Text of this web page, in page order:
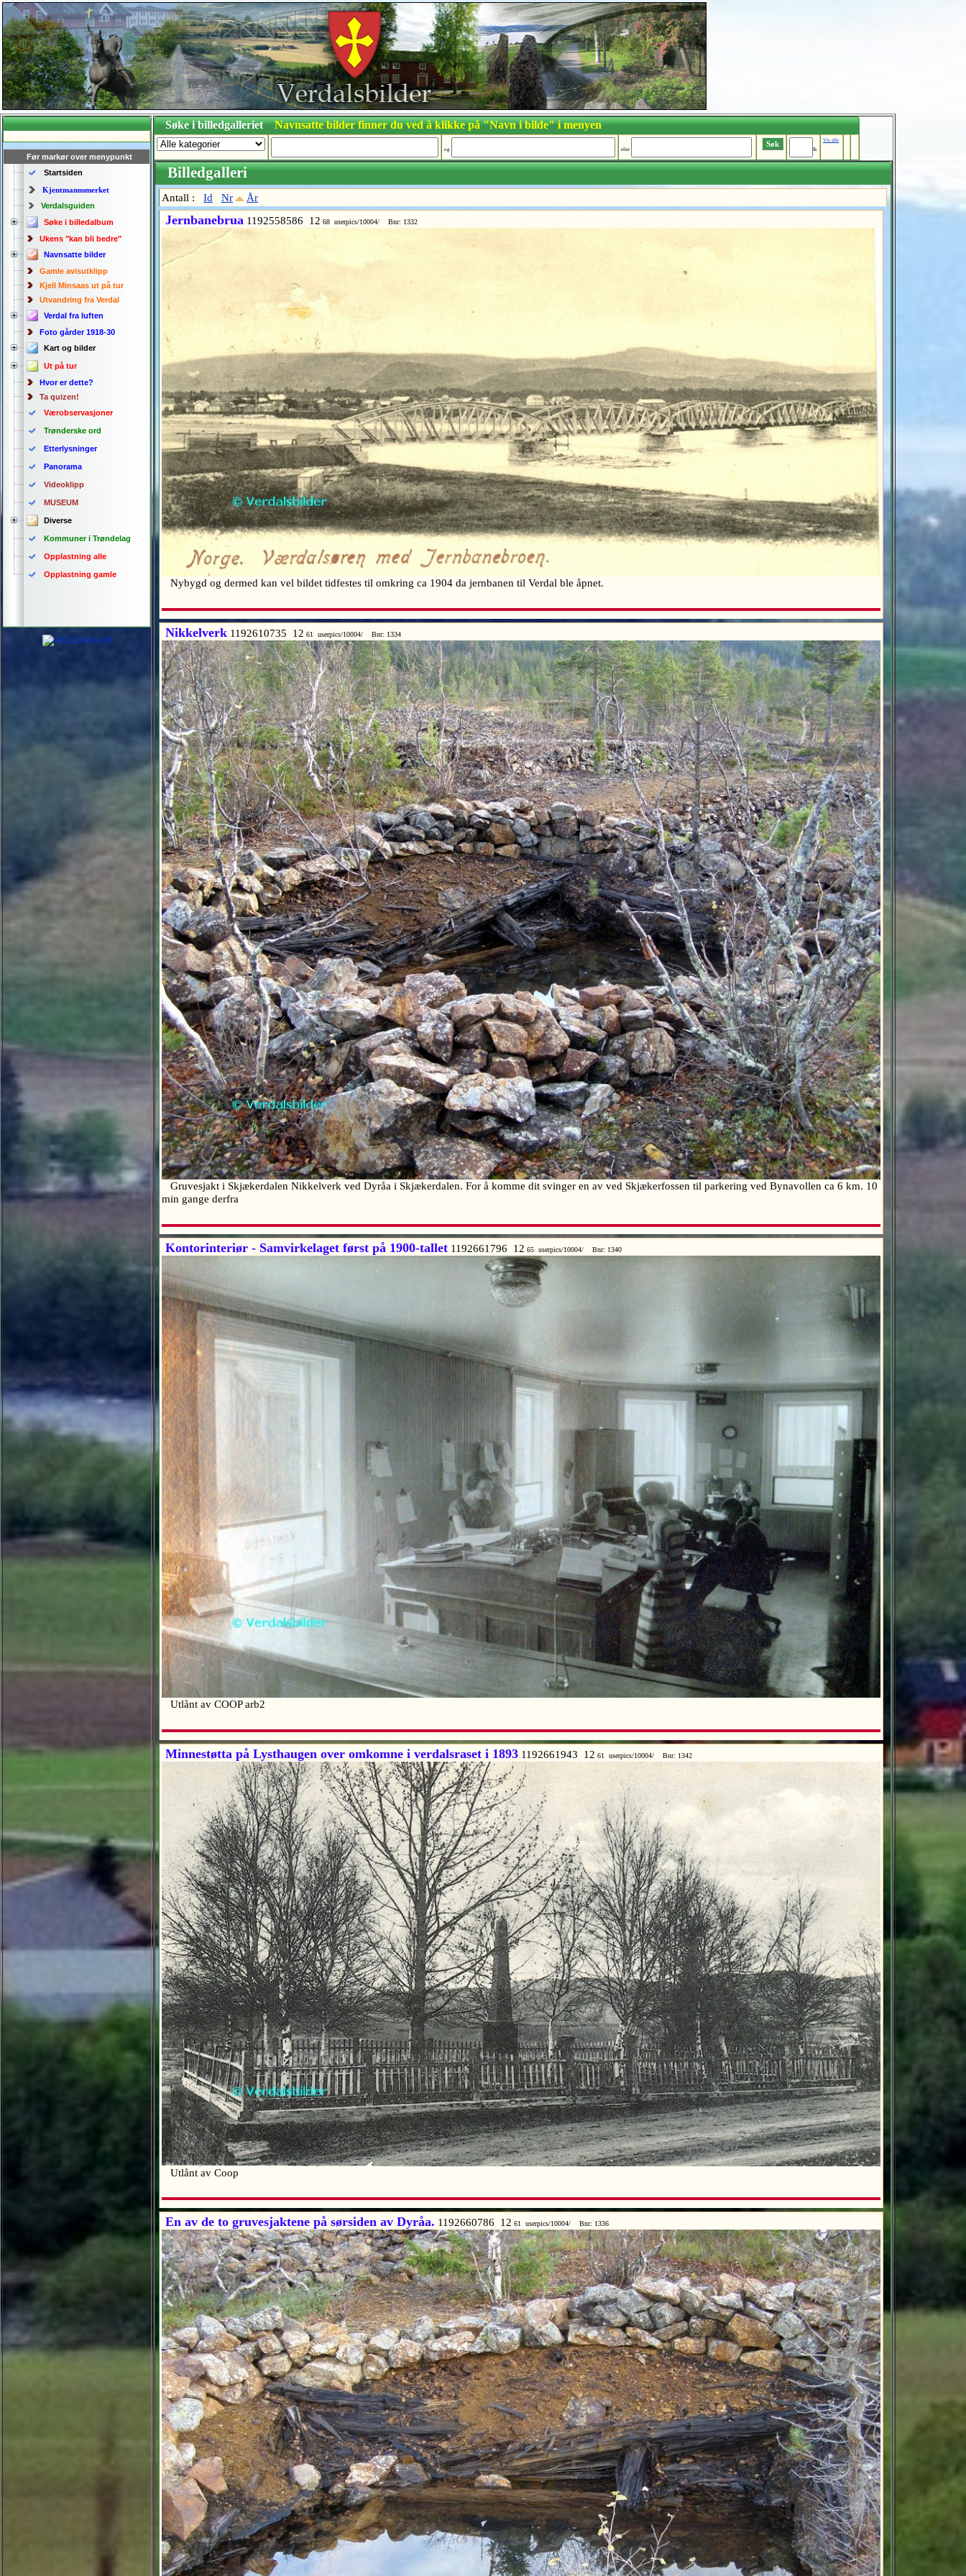
Før markør over menypunkt
Startsiden
Kjentmannsmerket
Verdalsguiden
Søke i billedalbum
Ukens "kan bli bedre"
Navnsatte bilder
Gamle avisutklipp
Kjell Minsaas ut på tur
Utvandring fra Verdal
Verdal fra luften
Foto gårder 1918-30
Kart og bilder
Ut på tur
Hvor er dette?
Ta quizen!
Værobservasjoner
Trønderske ord
Etterlysninger
Panorama
Videoklipp
MUSEUM
Diverse
Kommuner i Trøndelag
Opplastning alle
Opplastning gamle
Søke i billedgallerietNavnsatte bilder finner du ved å klikke på "Navn i bilde" i menyen
og eller Ik
Vis alle
Billedgalleri
Antall : Id Nr År
Jernbanebrua 1192558586 12 68 userpics/10004/ Bnr: 1332
Nybygd og dermed kan vel bildet tidfestes til omkring ca 1904 da jernbanen til Verdal ble åpnet.
Nikkelverk 1192610735 12 61 userpics/10004/ Bnr: 1334
Gruvesjakt i Skjækerdalen Nikkelverk ved Dyråa i Skjækerdalen. For å komme dit svinger en av ved Skjækerfossen til parkering ved Bynavollen ca 6 km. 10
min gange derfra
Kontorinteriør - Samvirkelaget først på 1900-tallet 1192661796 12 65 userpics/10004/ Bnr: 1340
Utlånt av COOP arb2
Minnestøtta på Lysthaugen over omkomne i verdalsraset i 1893 1192661943 12 61 userpics/10004/ Bnr: 1342
Utlånt av Coop
En av de to gruvesjaktene på sørsiden av Dyråa. 1192660786 12 61 userpics/10004/ Bnr: 1336